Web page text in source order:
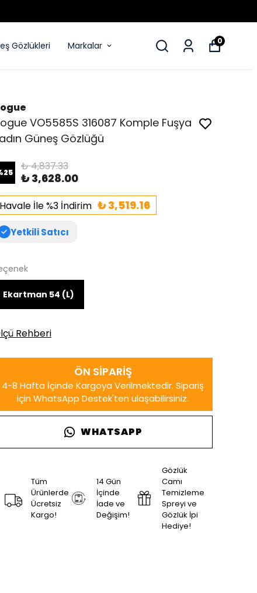
Gözlükleri Markalar 0
VO5585S 316087 Komple Fuşya
Güneş Gözlüğü
25 ₺ 4,837.33
₺ 3,628.00
Havale İle %3 İndirim ₺ 3,519.16
Yetkili Satıcı
Ekartman 54 (L)
Rehberi
WHATSAPP
Tüm
Ürünlerde
Ücretsiz
Kargo!
14 Gün
İçinde
İade ve
Değişim!
Gözlük
Camı
Temizleme
Spreyi ve
Gözlük İpi
Hediye!